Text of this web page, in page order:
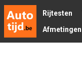
Rijtesten
Afmetingen